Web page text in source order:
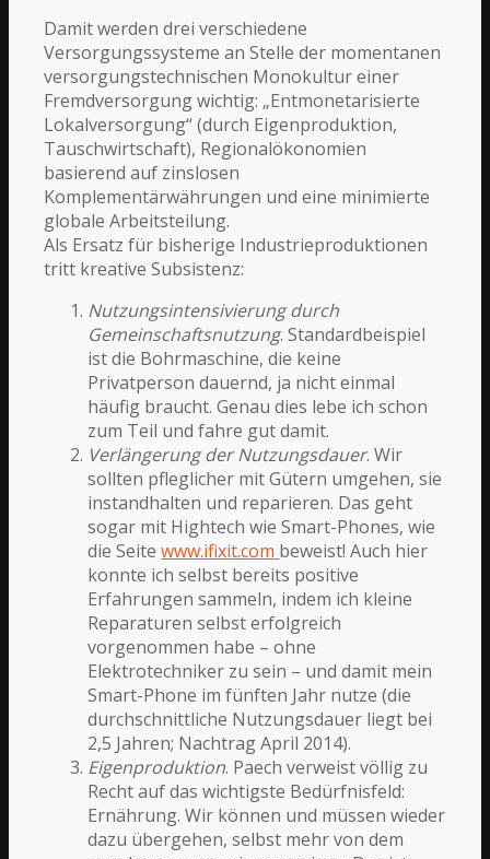
Damit werden drei verschiedene
Versorgungssysteme an Stelle der momentanen
versorgungstechnischen Monokultur einer
Fremdversorgung wichtig: „Entmonetarisierte
Lokalversorgung“ (durch Eigenproduktion,
Tauschwirtschaft), Regionalökonomien
basierend auf zinslosen
Komplementärwährungen und eine minimierte
globale Arbeitsteilung.
Als Ersatz für bisherige Industrieproduktionen
tritt kreative Subsistenz:
Nutzungsintensivierung durch
Gemeinschaftsnutzung. Standardbeispiel
ist die Bohrmaschine, die keine
Privatperson dauernd, ja nicht einmal
häufig braucht. Genau dies lebe ich schon
zum Teil und fahre gut damit.
Verlängerung der Nutzungsdauer. Wir
sollten pfleglicher mit Gütern umgehen, sie
instandhalten und reparieren. Das geht
sogar mit Hightech wie Smart-Phones, wie
die Seitewww.ifixit.com beweist! Auch hier
konnte ich selbst bereits positive
Erfahrungen sammeln, indem ich kleine
Reparaturen selbst erfolgreich
vorgenommen habe – ohne
Elektrotechniker zu sein – und damit mein
Smart-Phone im fünften Jahr nutze (die
durchschnittliche Nutzungsdauer liegt bei
2,5 Jahren; Nachtrag April 2014).
Eigenproduktion. Paech verweist völlig zu
Recht auf das wichtigste Bedürfnisfeld:
Ernährung. Wir können und müssen wieder
dazu übergehen, selbst mehr von dem